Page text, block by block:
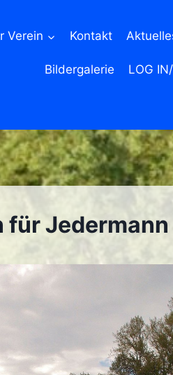
Verein Kontakt
Bildergalerie LOG
für Jedermann